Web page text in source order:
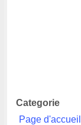
Categorie
Page d'accueil